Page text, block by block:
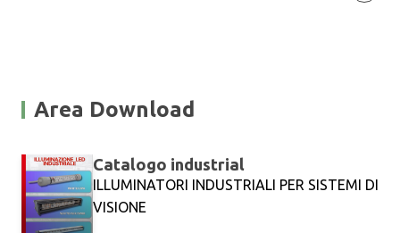
Area Download
Catalogo industrial
ILLUMINATORI INDUSTRIALI PER SISTEMI DI
VISIONE
Compila il form per
scaricare Catalogo